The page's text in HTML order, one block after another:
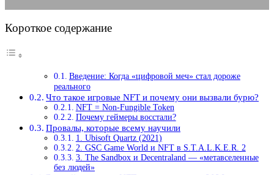
Короткое содержание
Введение: Когда «цифровой меч» стал дороже
реального
Что такое игровые NFT и почему они вызвали бурю?
NFT = Non-Fungible Token
Почему геймеры восстали?
Провалы, которые всему научили
1. Ubisoft Quartz (2021)
2. GSC Game World и NFT в S.T.A.L.K.E.R. 2
3. The Sandbox и Decentraland — «метавселенные
без людей»